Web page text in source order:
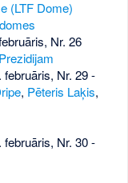
(LTF Dome)
Nr. 26
februāris, Nr. 29-
, Pēteris Laķis,
februāris, Nr. 30-